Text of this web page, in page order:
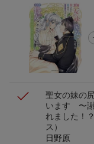
エントリー＆
ラン）が当たる！
楽天モバイル紹
進呈
聖女の妹の
います 〜謝
れました！
ス）
日野原